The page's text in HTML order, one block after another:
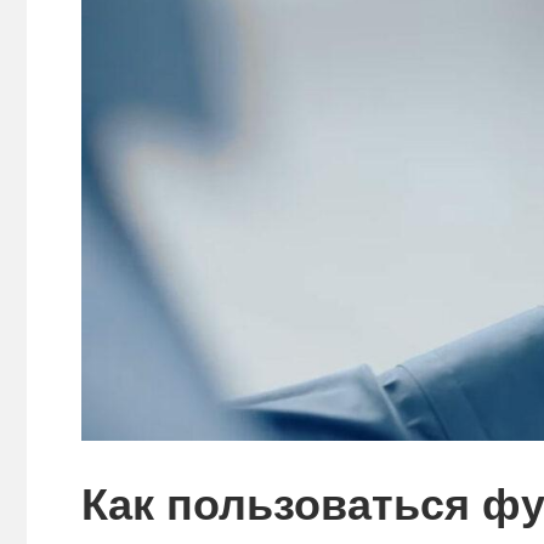
Как пользоваться